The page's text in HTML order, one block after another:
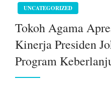
UNCATEGORIZED
Tokoh Agama
Kinerja Presiden
Program